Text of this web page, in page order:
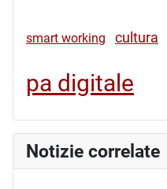
smart working cultura
pa digitale
Notizie correlate